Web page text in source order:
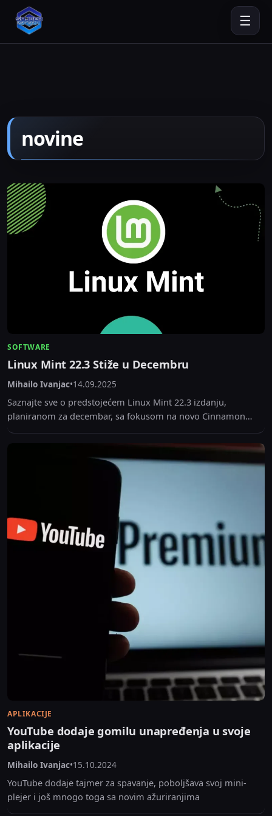
☰
novine
SOFTWARE
Linux Mint 22.3 Stiže u Decembru
Mihailo Ivanjac•14.09.2025
Saznajte sve o predstojećem Linux Mint 22.3 izdanju,
planiranom za decembar, sa fokusom na novo Cinnamon
okruženje i Wayland podršku. U fokusu je i...
APLIKACIJE
YouTube dodaje gomilu unapređenja u svoje
aplikacije
Mihailo Ivanjac•15.10.2024
YouTube dodaje tajmer za spavanje, poboljšava svoj mini-
plejer i još mnogo toga sa novim ažuriranjima